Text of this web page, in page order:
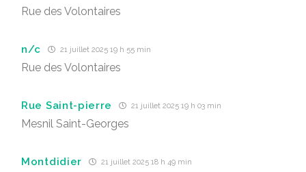
Rue des Volontaires
n/c 21 juillet 2025 19 h 55 min
Rue des Volontaires
Rue Saint-pierre 21 juillet 2025 19 h 03 min
Mesnil Saint-Georges
Montdidier 21 juillet 2025 18 h 49 min